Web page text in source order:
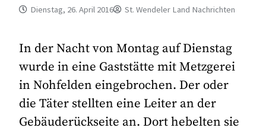
Dienstag, 26. April 2016 St. Wendeler Land Nachrichten
In der Nacht von Montag auf Dienstag
wurde in eine Gaststätte mit Metzgerei
in Nohfelden eingebrochen. Der oder
die Täter stellten eine Leiter an der
Gebäuderückseite an. Dort hebelten sie